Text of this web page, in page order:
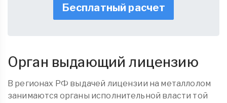
Бесплатный расчет
Орган выдающий лицензию
В регионах РФ выдачей лицензии на металлолом
занимаются органы исполнительной власти той